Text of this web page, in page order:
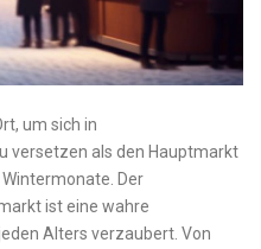
um⁢ sich ‌in​
versetzen‌ als den Hauptmarkt
Der
ist eine wahre
Alters verzaubert. ‌Von